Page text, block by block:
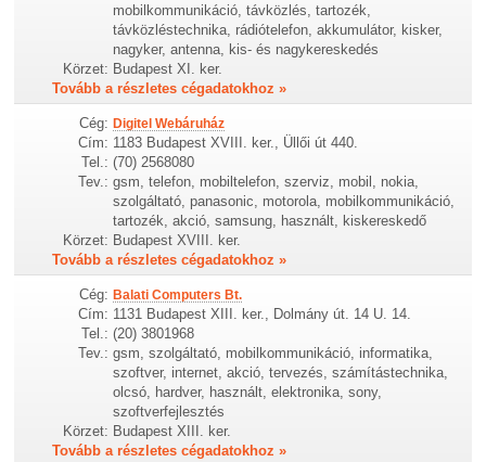
mobilkommunikáció, távközlés, tartozék,
távközléstechnika, rádiótelefon, akkumulátor, kisker,
nagyker, antenna, kis- és nagykereskedés
Körzet: Budapest XI. ker.
Tovább a részletes cégadatokhoz »
Cég: Digitel Webáruház
Cím: 1183 Budapest XVIII. ker., Üllői út 440.
Tel.: (70) 2568080
Tev.: gsm, telefon, mobiltelefon, szerviz, mobil, nokia,
szolgáltató, panasonic, motorola, mobilkommunikáció,
tartozék, akció, samsung, használt, kiskereskedő
Körzet: Budapest XVIII. ker.
Tovább a részletes cégadatokhoz »
Cég: Balati Computers Bt.
Cím: 1131 Budapest XIII. ker., Dolmány út. 14 U. 14.
Tel.: (20) 3801968
Tev.: gsm, szolgáltató, mobilkommunikáció, informatika,
szoftver, internet, akció, tervezés, számítástechnika,
olcsó, hardver, használt, elektronika, sony,
szoftverfejlesztés
Körzet: Budapest XIII. ker.
Tovább a részletes cégadatokhoz »